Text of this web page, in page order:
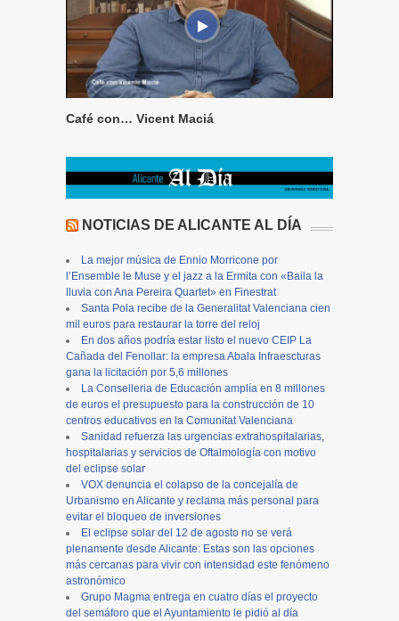
Café con… Vicent Maciá
NOTICIAS DE ALICANTE AL DÍA
La mejor música de Ennio Morricone por
l’Ensemble le Muse y el jazz a la Ermita con «Baila la
lluvia con Ana Pereira Quartet» en Finestrat
Santa Pola recibe de la Generalitat Valenciana cien
mil euros para restaurar la torre del reloj
En dos años podría estar listo el nuevo CEIP La
Cañada del Fenollar: la empresa Abala Infraescturas
gana la licitación por 5,6 millones
La Conselleria de Educación amplía en 8 millones
de euros el presupuesto para la construcción de 10
centros educativos en la Comunitat Valenciana
Sanidad refuerza las urgencias extrahospitalarias,
hospitalarias y servicios de Oftalmología con motivo
del eclipse solar
VOX denuncia el colapso de la concejalía de
Urbanismo en Alicante y reclama más personal para
evitar el bloqueo de inversiones
El eclipse solar del 12 de agosto no se verá
plenamente desde Alicante: Estas son las opciones
más cercanas para vivir con intensidad este fenómeno
astronómico
Grupo Magma entrega en cuatro días el proyecto
del semáforo que el Ayuntamiento le pidió al día